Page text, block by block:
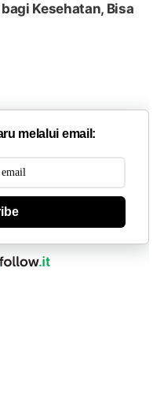
Kesehatan, Bisa
melalui email: